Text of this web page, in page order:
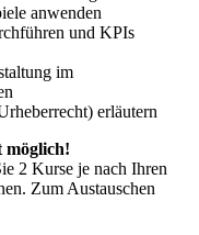
anwenden
und KPIs
im
erläutern
möglich!
2 Kurse je nach Ihren
Zum Austauschen